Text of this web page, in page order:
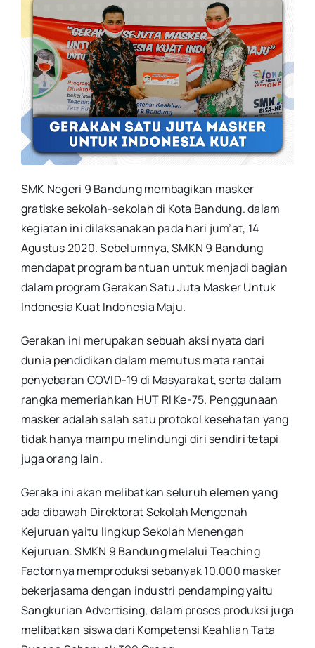
SMK Negeri 9 Bandung membagikan masker
gratiske sekolah-sekolah di Kota Bandung. dalam
kegiatan ini dilaksanakan pada hari jum’at, 14
Agustus 2020. Sebelumnya, SMKN 9 Bandung
mendapat program bantuan untuk menjadi bagian
dalam program Gerakan Satu Juta Masker Untuk
Indonesia Kuat Indonesia Maju.
Gerakan ini merupakan sebuah aksi nyata dari
dunia pendidikan dalam memutus mata rantai
penyebaran COVID-19 di Masyarakat, serta dalam
rangka memeriahkan HUT RI Ke-75. Penggunaan
masker adalah salah satu protokol kesehatan yang
tidak hanya mampu melindungi diri sendiri tetapi
juga orang lain.
Geraka ini akan melibatkan seluruh elemen yang
ada dibawah Direktorat Sekolah Mengenah
Kejuruan yaitu lingkup Sekolah Menengah
Kejuruan. SMKN 9 Bandung melalui Teaching
Factornya memproduksi sebanyak 10.000 masker
bekerjasama dengan industri pendamping yaitu
Sangkurian Advertising, dalam proses produksi juga
melibatkan siswa dari Kompetensi Keahlian Tata